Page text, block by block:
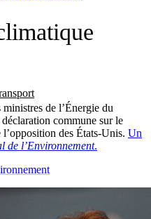
de l’Énergie du
commune sur le
des États-Unis. Un
de l’Environnement.